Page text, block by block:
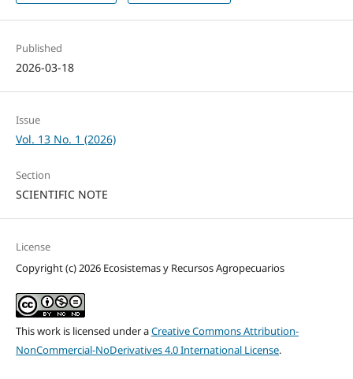
Published
2026-03-18
Issue
Vol. 13 No. 1 (2026)
Section
SCIENTIFIC NOTE
License
Copyright (c) 2026 Ecosistemas y Recursos Agropecuarios
This work is licensed under aCreative Commons Attribution-
NonCommercial-NoDerivatives 4.0 International License.